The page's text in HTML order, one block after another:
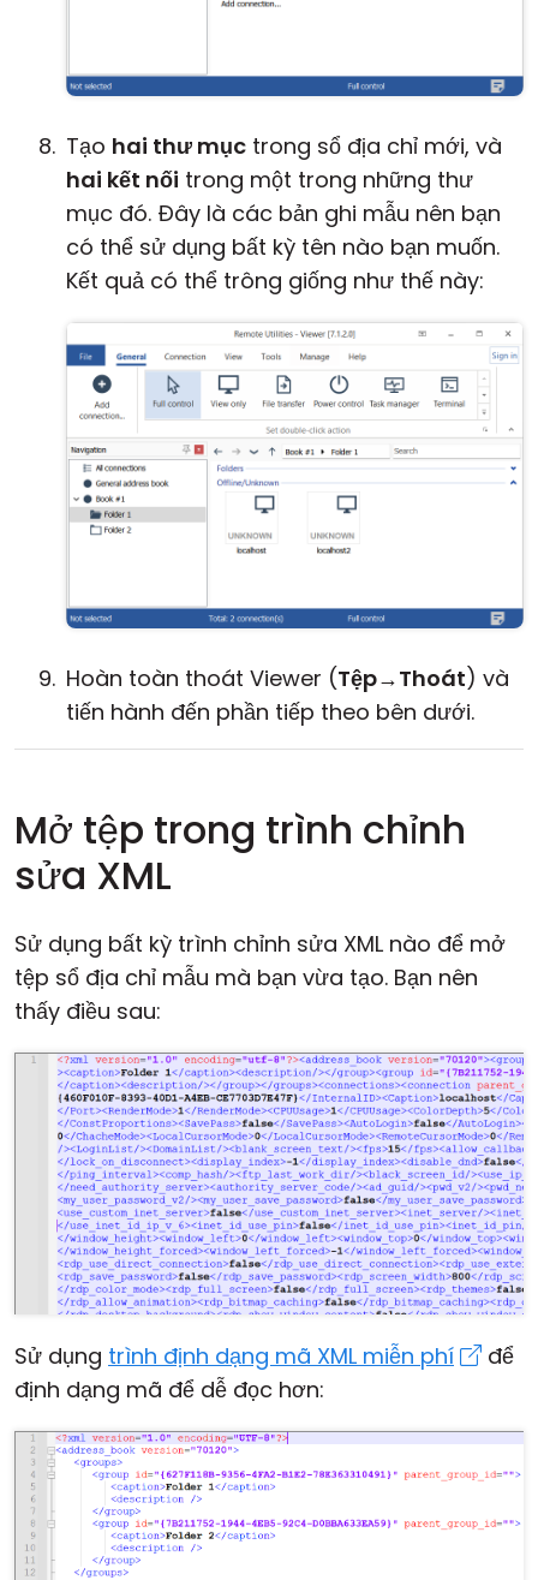
Tạo hai thư mục trong sổ địa chỉ mới, và
hai kết nối trong một trong những thư
mục đó. Đây là các bản ghi mẫu nên bạn
có thể sử dụng bất kỳ tên nào bạn muốn.
Kết quả có thể trông giống như thế này:
Hoàn toàn thoát Viewer (Tệp→Thoát) và
tiến hành đến phần tiếp theo bên dưới.
Mở tệp trong trình chỉnh
sửa XML
Sử dụng bất kỳ trình chỉnh sửa XML nào để mở
tệp sổ địa chỉ mẫu mà bạn vừa tạo. Bạn nên
thấy điều sau:
Sử dụng trình định dạng mã XML miễn phí
để
định dạng mã để dễ đọc hơn: